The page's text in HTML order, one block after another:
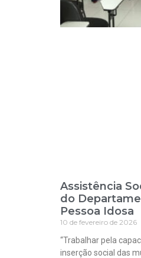
Assistência
do
Pessoa Idosa
10 de fevereiro de 2026
“Trabalhar pela
inserção social das